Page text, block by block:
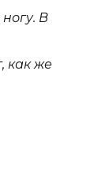
В
как же